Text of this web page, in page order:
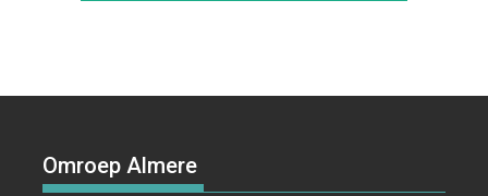
Omroep Almere